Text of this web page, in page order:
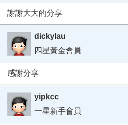
謝謝大大的分享
dickylau
四星黃金會員
感謝分享
yipkcc
一星新手會員